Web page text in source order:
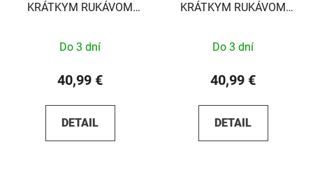
KRÁTKYM RUKÁVOM
Do 3 dní
40,99 €
DETAIL
KRÁTKYM RUKÁVOM
Do 3 dní
40,99 €
DETAIL